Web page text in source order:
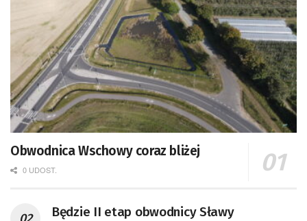
Obwodnica Wschowy coraz bliżej
0 UDOST.
Będzie II etap obwodnicy Sławy